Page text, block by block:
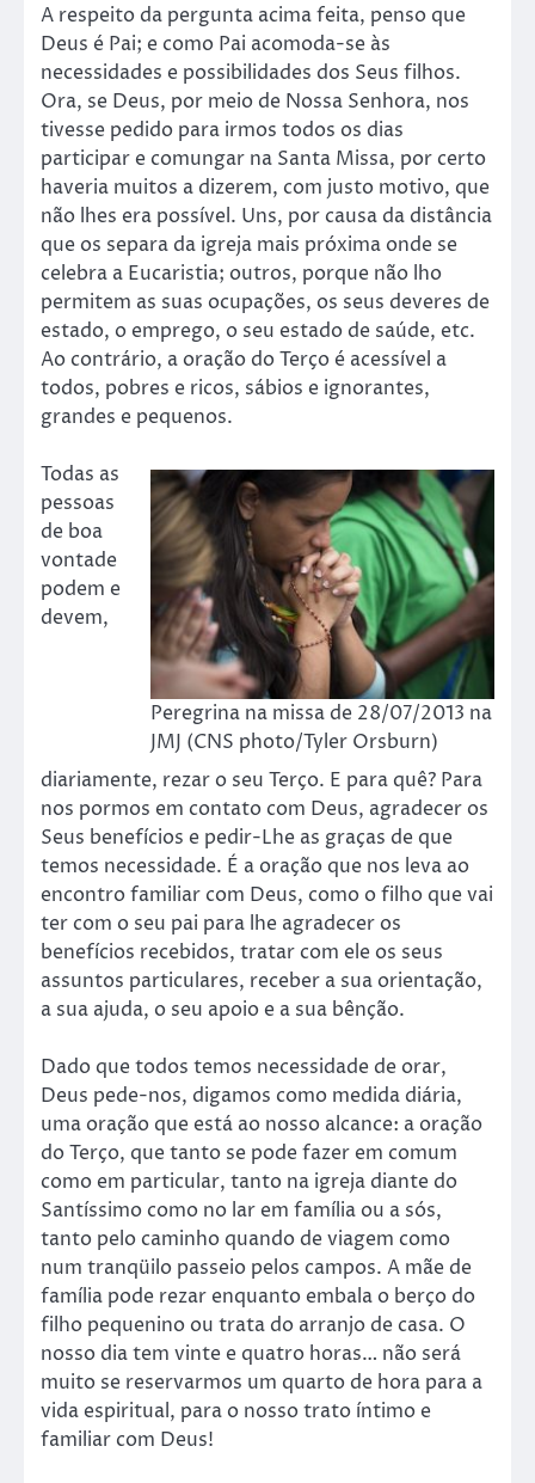
A respeito da pergunta acima feita, penso que
Deus é Pai; e como Pai acomoda-se às
necessidades e possibilidades dos Seus filhos.
Ora, se Deus, por meio de Nossa Senhora, nos
tivesse pedido para irmos todos os dias
participar e comungar na Santa Missa, por certo
haveria muitos a dizerem, com justo motivo, que
não lhes era possível. Uns, por causa da distância
que os separa da igreja mais próxima onde se
celebra a Eucaristia; outros, porque não lho
permitem as suas ocupações, os seus deveres de
estado, o emprego, o seu estado de saúde, etc.
Ao contrário, a oração do Terço é acessível a
todos, pobres e ricos, sábios e ignorantes,
grandes e pequenos.
Peregrina na missa de 28/07/2013 na
JMJ (CNS photo/Tyler Orsburn)
Todas as
pessoas
de boa
vontade
podem e
devem,
diariamente, rezar o seu Terço. E para quê? Para
nos pormos em contato com Deus, agradecer os
Seus benefícios e pedir-Lhe as graças de que
temos necessidade. É a oração que nos leva ao
encontro familiar com Deus, como o filho que vai
ter com o seu pai para lhe agradecer os
benefícios recebidos, tratar com ele os seus
assuntos particulares, receber a sua orientação,
a sua ajuda, o seu apoio e a sua bênção.
Dado que todos temos necessidade de orar,
Deus pede-nos, digamos como medida diária,
uma oração que está ao nosso alcance: a oração
do Terço, que tanto se pode fazer em comum
como em particular, tanto na igreja diante do
Santíssimo como no lar em família ou a sós,
tanto pelo caminho quando de viagem como
num tranqüilo passeio pelos campos. A mãe de
família pode rezar enquanto embala o berço do
filho pequenino ou trata do arranjo de casa. O
nosso dia tem vinte e quatro horas… não será
muito se reservarmos um quarto de hora para a
vida espiritual, para o nosso trato íntimo e
familiar com Deus!